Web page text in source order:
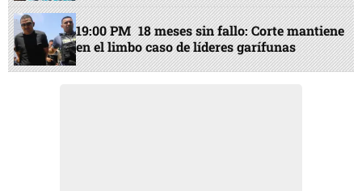
19:00 PM 18 meses sin fallo: Corte mantiene
en el limbo caso de líderes garífunas